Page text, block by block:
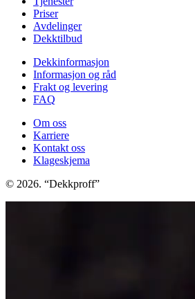
Priser
Avdelinger
Dekktilbud
Dekkinformasjon
Informasjon og råd
Frakt og levering
FAQ
Om oss
Karriere
Kontakt oss
Klageskjema
© 2026. “Dekkproff”